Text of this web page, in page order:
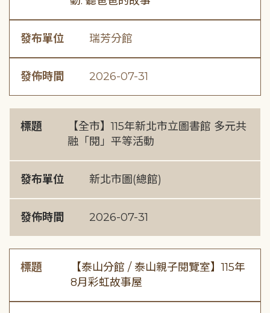
發布單位 瑞芳分館
發佈時間 2026-07-31
標題
【全市】115年新北市立圖書館 多元共
融「閱」平等活動
發布單位 新北市圖(總館)
發佈時間 2026-07-31
標題
【泰山分館 / 泰山親子閱覽室】115年
8月彩虹故事屋